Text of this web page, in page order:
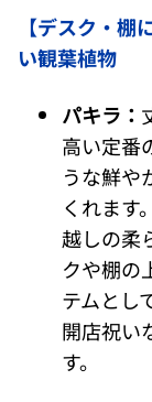
【デスク・
い観葉植物
パキラ：
高い定番
うな鮮や
くれます
越しの柔
クや棚の
テムとし
開店祝い
す。